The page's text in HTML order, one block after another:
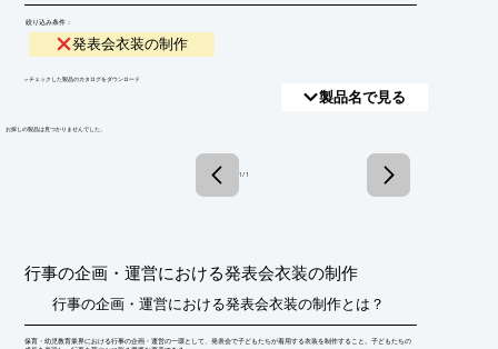
絞り込み条件：
発表会衣装の制作
​▼チェックした製品のカタログをダウンロード
製品名で見る
​お探しの製品は見つかりませんでした。
1 / 1
行事の企画・運営における発表会衣装の制作
行事の企画・運営における発表会衣装の制作とは？
保育・幼児教育業界における行事の企画・運営の一環として、発表会で子どもたちが着用する衣装を制作すること。子どもたちの